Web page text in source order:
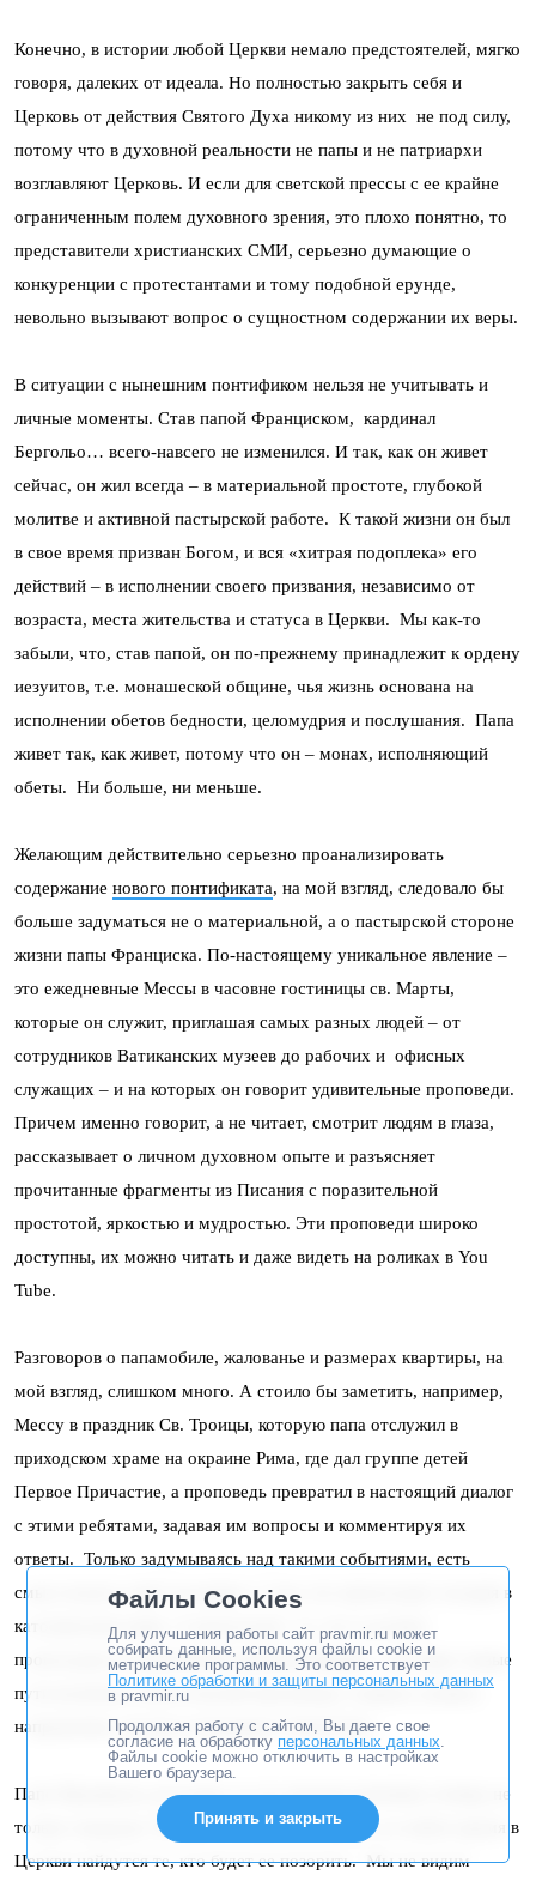
Конечно, в истории любой Церкви немало предстоятелей, мягко
говоря, далеких от идеала. Но полностью закрыть себя и
Церковь от действия Святого Духа никому из них не под силу,
потому что в духовной реальности не папы и не патриархи
возглавляют Церковь. И если для светской прессы с ее крайне
ограниченным полем духовного зрения, это плохо понятно, то
представители христианских СМИ, серьезно думающие о
конкуренции с протестантами и тому подобной ерунде,
невольно вызывают вопрос о сущностном содержании их веры.
В ситуации с нынешним понтификом нельзя не учитывать и
личные моменты. Став папой Франциском, кардинал
Бергольо… всего-навсего не изменился. И так, как он живет
сейчас, он жил всегда – в материальной простоте, глубокой
молитве и активной пастырской работе. К такой жизни он был
в свое время призван Богом, и вся «хитрая подоплека» его
действий – в исполнении своего призвания, независимо от
возраста, места жительства и статуса в Церкви. Мы как-то
забыли, что, став папой, он по-прежнему принадлежит к ордену
иезуитов, т.е. монашеской общине, чья жизнь основана на
исполнении обетов бедности, целомудрия и послушания. Папа
живет так, как живет, потому что он – монах, исполняющий
обеты. Ни больше, ни меньше.
Желающим действительно серьезно проанализировать
содержание нового понтификата, на мой взгляд, следовало бы
больше задуматься не о материальной, а о пастырской стороне
жизни папы Франциска. По-настоящему уникальное явление –
это ежедневные Мессы в часовне гостиницы св. Марты,
которые он служит, приглашая самых разных людей – от
сотрудников Ватиканских музеев до рабочих и офисных
служащих – и на которых он говорит удивительные проповеди.
Причем именно говорит, а не читает, смотрит людям в глаза,
рассказывает о личном духовном опыте и разъясняет
прочитанные фрагменты из Писания с поразительной
простотой, яркостью и мудростью. Эти проповеди широко
доступны, их можно читать и даже видеть на роликах в You
Tube.
Разговоров о папамобиле, жалованье и размерах квартиры, на
мой взгляд, слишком много. А стоило бы заметить, например,
Мессу в праздник Св. Троицы, которую папа отслужил в
приходском храме на окраине Рима, где дал группе детей
Первое Причастие, а проповедь превратил в настоящий диалог
с этими ребятами, задавая им вопросы и комментируя их
ответы. Только задумываясь над такими событиями, есть
смысл искать ответ на вопрос о том, что происходит сегодня в
католическом мире. А происходит то, что и должно
происходить в нормальной здоровой Церкви – она ищет новые
пути молитвы и апостольской проповеди, стараясь уловить
направление, которое показывает Святой Дух.
Папе Франциску достались от его предшественника отнюдь не
только скандалы. Человек – существо слабое, и в любое время в
Церкви найдутся те, кто будет ее позорить. Мы не видим
Файлы Cookies
Для улучшения работы сайт pravmir.ru может
собирать данные, используя файлы cookie и
метрические программы. Это соответствует
Политике обработки и защиты персональных данных
в pravmir.ru
Продолжая работу с сайтом, Вы даете свое
согласие на обработку персональных данных.
Файлы cookie можно отключить в настройках
Вашего браузера.
Принять и закрыть